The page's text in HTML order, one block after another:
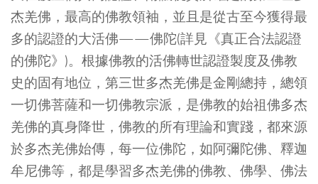
杰羌佛，最高的佛教領袖，並且是從古至今獲得最
多的認證的大活佛——佛陀(詳見《真正合法認證
的佛陀》)。根據佛教的活佛轉世認證製度及佛教
史的固有地位，第三世多杰羌佛是金剛總持，總領
一切佛菩薩和一切佛教宗派，是佛教的始祖佛多杰
羌佛的真身降世，佛教的所有理論和實踐，都來源
於多杰羌佛始傳，每一位佛陀，如阿彌陀佛、釋迦
牟尼佛等，都是學習多杰羌佛的佛教、佛學、佛法